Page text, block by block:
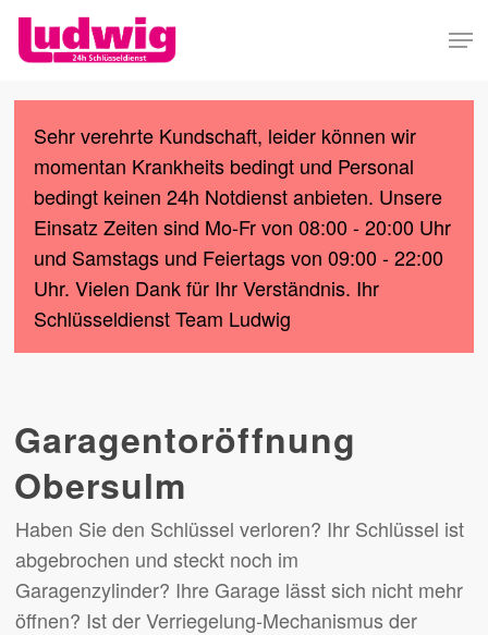
Skip
content
Sehr verehrte Kundschaft, leider können wir
momentan Krankheits bedingt und Personal
bedingt keinen 24h Notdienst anbieten. Unsere
Einsatz Zeiten sind Mo-Fr von 08:00 - 20:00 Uhr
und Samstags und Feiertags von 09:00 - 22:00
Uhr. Vielen Dank für Ihr Verständnis. Ihr
Schlüsseldienst Team Ludwig
Garagentoröffnung
Obersulm
Haben Sie den Schlüssel verloren? Ihr Schlüssel ist
abgebrochen und steckt noch im
Garagenzylinder? Ihre Garage lässt sich nicht mehr
öffnen? Ist der Verriegelung-Mechanismus der
Menu